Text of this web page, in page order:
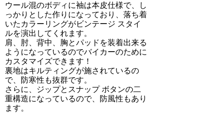
ウール混のボディに袖は本皮仕様で、し
っかりとした作りになっており、落ち着
いたカラーリングがビンテージ スタイ
ルを演出してくれます。
肩、肘、背中、胸とパッドを装着出来る
ようになっているのでバイカーのために
カスタマイズできます！
裏地はキルティングが施されているの
で、防寒性も抜群です。
さらに、ジップとスナップ ボタンの二
重構造になっているので、防風性もあり
ます。